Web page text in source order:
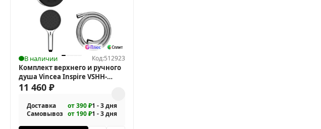
В наличии Код:512923
Комплект верхнего и ручного
душа Vincea Inspire VSHH-
3I2AHCH
11 460 ₽
Доставка от 390 ₽1 - 3 дня
Самовывоз от 190 ₽1 - 3 дня